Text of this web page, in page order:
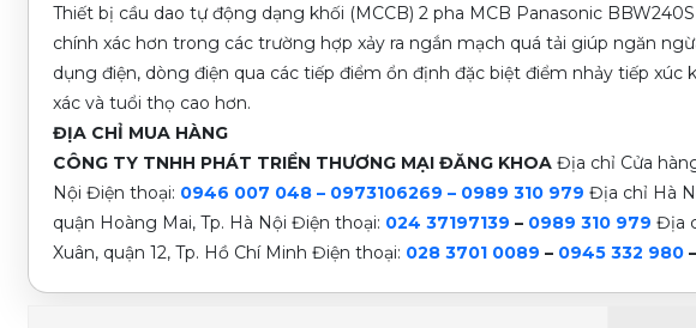
Thiết bị cầu dao tự động dạng khối (MCCB) 2 pha MCB Panasonic
chính xác hơn trong các trường hợp xảy ra ngắn mạch quá tải giúp ngăn
dụng điện, dòng điện qua các tiếp điểm ổn định đặc biệt điểm nhảy tiếp
xác và tuổi thọ cao hơn.
ĐỊA CHỈ MUA HÀNG
CÔNG TY TNHH PHÁT TRIỂN THƯƠNG MẠI ĐĂNG KHOA Địa chỉ Cửa
Nội Điện thoại: 0946 007 048 – 0973106269 – 0989 310 979 Địa chỉ Hà
quận Hoàng Mai, Tp. Hà Nội Điện thoại: 024 37197139 – 0989 310 979 Địa
Xuân, quận 12, Tp. Hồ Chí Minh Điện thoại: 028 3701 0089 – 0945 332 980–